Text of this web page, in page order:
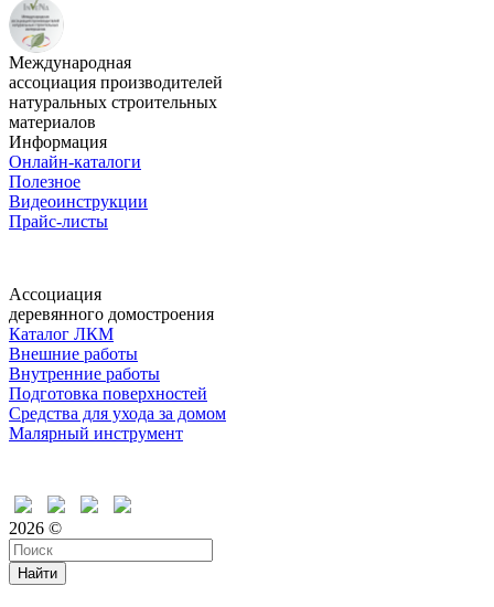
Международная
ассоциация производителей
натуральных строительных
материалов
Информация
Онлайн-каталоги
Полезное
Видеоинструкции
Прайс-листы
Ассоциация
деревянного домостроения
Каталог ЛКМ
Внешние работы
Внутренние работы
Подготовка поверхностей
Средства для ухода за домом
Малярный инструмент
2026 ©
Найти